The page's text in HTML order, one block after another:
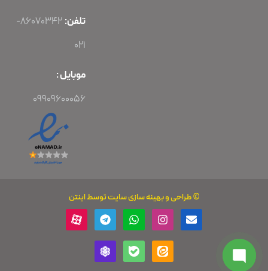
تلفن:
86070342-
021
موبایل :
09909600056
©طراحیوبهینه سازی سایتتوسط اینتن